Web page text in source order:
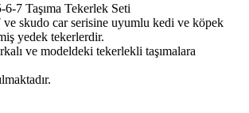
7 Taşıma Tekerlek Seti
skudo car serisine uyumlu kedi ve köpek
yedek tekerlerdir.
ve modeldeki tekerlekli taşımalara